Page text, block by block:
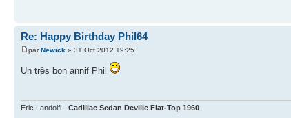
Re: Happy Birthday Phil64
parNewick » 31 Oct 2012 19:25
Un très bon annif Phil
Eric Landolfi - Cadillac Sedan Deville Flat-Top 1960